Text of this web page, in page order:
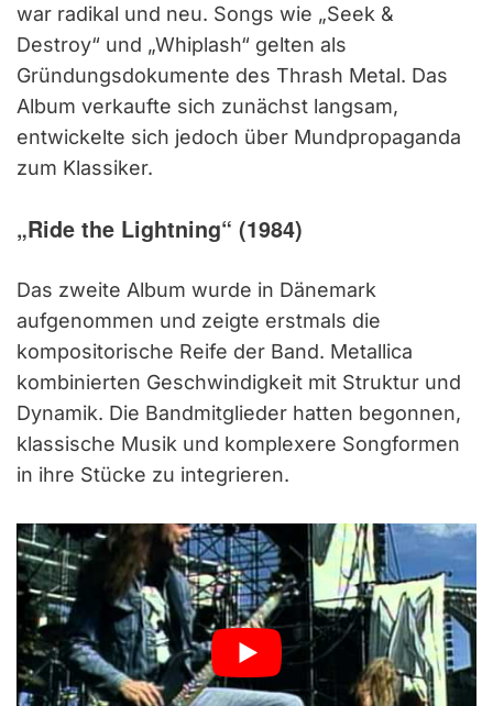
war radikal und neu. Songs wie „Seek &
Destroy“ und „Whiplash“ gelten als
Gründungsdokumente des Thrash Metal. Das
Album verkaufte sich zunächst langsam,
entwickelte sich jedoch über Mundpropaganda
zum Klassiker.
„Ride the Lightning“ (1984)
Das zweite Album wurde in Dänemark
aufgenommen und zeigte erstmals die
kompositorische Reife der Band. Metallica
kombinierten Geschwindigkeit mit Struktur und
Dynamik. Die Bandmitglieder hatten begonnen,
klassische Musik und komplexere Songformen
in ihre Stücke zu integrieren.